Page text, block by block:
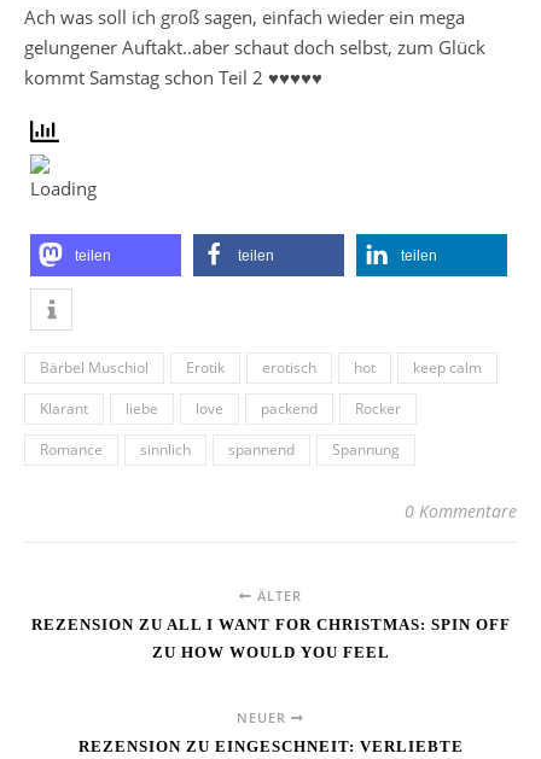
Ach was soll ich groß sagen, einfach wieder ein mega
gelungener Auftakt..aber schaut doch selbst, zum Glück
kommt Samstag schon Teil 2 ♥♥♥♥♥
teilen teilen teilen
Bärbel Muschiol Erotik erotisch hot
keep calm
Klarant
liebe love packend
Rocker
Romance
sinnlich spannend Spannung
0 Kommentare
ÄLTER
REZENSION ZU ALL I WANT FOR CHRISTMAS: SPIN OFF
ZU HOW WOULD YOU FEEL
NEUER
REZENSION ZU EINGESCHNEIT: VERLIEBTE